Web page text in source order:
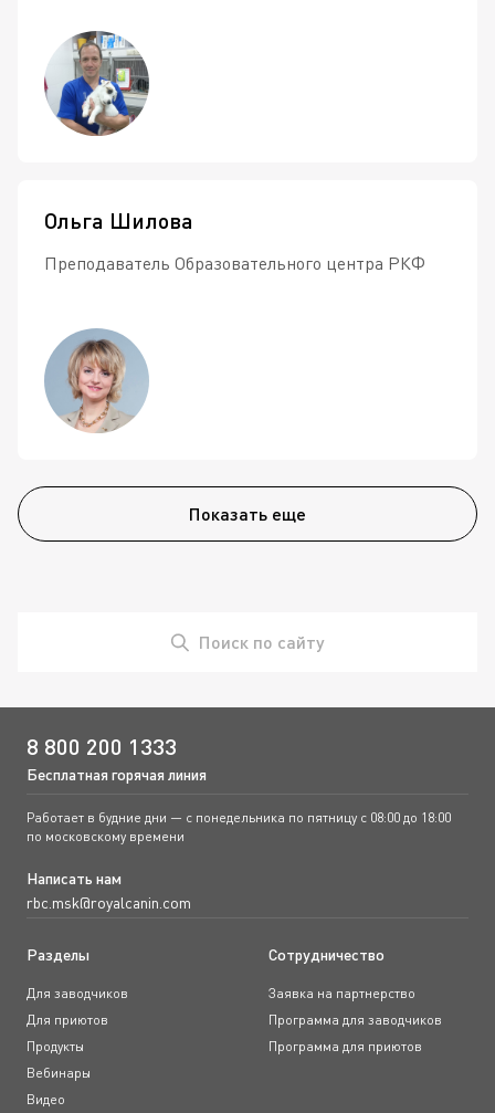
Ольга Шилова
Преподаватель Образовательного центра РКФ
Показать еще
Поиск по сайту
8 800 200 1333
Бесплатная горячая линия
Работает в будние дни — с понедельника по пятницу с 08:00 до 18:00
по московскому времени
Написать нам
rbc.msk@royalcanin.com
Разделы
Для заводчиков
Для приютов
Продукты
Вебинары
Видео
Сотрудничество
Заявка на партнерство
Программа для заводчиков
Программа для приютов